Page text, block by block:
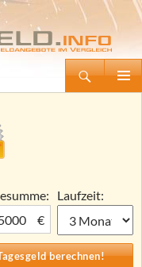
Tagesgeld.info – Tagesgeldkonten vergleichen und Tagesgeld-Zinsen berechnen
€
Laufzeit: